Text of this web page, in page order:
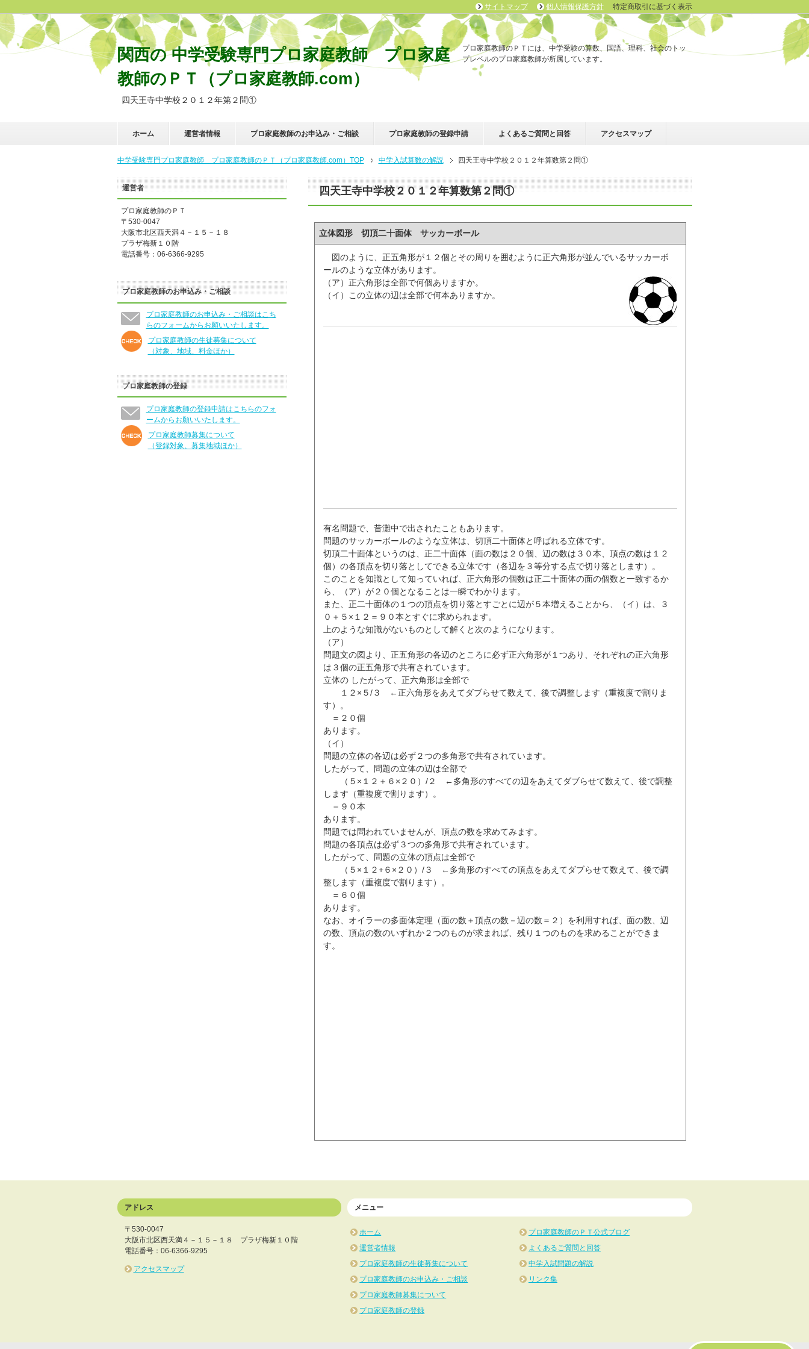
関西の 中学受験専門プロ家庭教師 プロ家庭
教師のＰＴ（プロ家庭教師.com）
四天王寺中学校２０１２年第２問①
プロ家庭教師のＰＴには、中学受験の算数、国語、理科、社会のトッ
プレベルのプロ家庭教師が所属しています。
ホーム 運営者情報 プロ家庭教師のお申込み・ご相談 プロ家庭教師の登録申請 よくあるご質問と回答 アクセスマップ
中学受験専門プロ家庭教師 プロ家庭教師のＰＴ（プロ家庭教師.com）TOP 中学入試算数の解説 四天王寺中学校２０１２年算数第２問①
四天王寺中学校２０１２年算数第２問①
立体図形 切頂二十面体 サッカーボール
図のように、正五角形が１２個とその周りを囲むように正六角形が並んでいるサッカーボ
ールのような立体があります。
（ア）正六角形は全部で何個ありますか。
（イ）この立体の辺は全部で何本ありますか。
有名問題で、昔灘中で出されたこともあります。
問題のサッカーボールのような立体は、切頂二十面体と呼ばれる立体です。
切頂二十面体というのは、正二十面体（面の数は２０個、辺の数は３０本、頂点の数は１２
個）の各頂点を切り落としてできる立体です（各辺を３等分する点で切り落とします）。
このことを知識として知っていれば、正六角形の個数は正二十面体の面の個数と一致するか
ら、（ア）が２０個となることは一瞬でわかります。
また、正二十面体の１つの頂点を切り落とすごとに辺が５本増えることから、（イ）は、３
０＋５×１２＝９０本とすぐに求められます。
上のような知識がないものとして解くと次のようになります。
（ア）
問題文の図より、正五角形の各辺のところに必ず正六角形が１つあり、それぞれの正六角形
は３個の正五角形で共有されています。
立体の したがって、正六角形は全部で
１２×５/３ ←正六角形をあえてダブらせて数えて、後で調整します（重複度で割りま
す）。
＝２０個
あります。
（イ）
問題の立体の各辺は必ず２つの多角形で共有されています。
したがって、問題の立体の辺は全部で
（５×１２＋６×２０）/２ ←多角形のすべての辺をあえてダブらせて数えて、後で調整
します（重複度で割ります）。
＝９０本
あります。
問題では問われていませんが、頂点の数を求めてみます。
問題の各頂点は必ず３つの多角形で共有されています。
したがって、問題の立体の頂点は全部で
（５×１２+６×２０）/３ ←多角形のすべての頂点をあえてダブらせて数えて、後で調
整します（重複度で割ります）。
＝６０個
あります。
なお、オイラーの多面体定理（面の数＋頂点の数－辺の数＝２）を利用すれば、面の数、辺
の数、頂点の数のいずれか２つのものが求まれば、残り１つのものを求めることができま
す。
運営者
プロ家庭教師のＰＴ
〒530-0047
大阪市北区西天満４－１５－１８
プラザ梅新１０階
電話番号：06-6366-9295
プロ家庭教師のお申込み・ご相談
プロ家庭教師のお申込み・ご相談はこち
らのフォームからお願いいたします。
プロ家庭教師の生徒募集について
（対象、地域、料金ほか）
プロ家庭教師の登録
プロ家庭教師の登録申請はこちらのフォ
ームからお願いいたします。
プロ家庭教師募集について
（登録対象、募集地域ほか）
アドレス
〒530-0047
大阪市北区西天満４－１５－１８ プラザ梅新１０階
電話番号：06-6366-9295
アクセスマップ
メニュー
ホーム
運営者情報
プロ家庭教師の生徒募集について
プロ家庭教師のお申込み・ご相談
プロ家庭教師募集について
プロ家庭教師の登録
プロ家庭教師のＰＴ公式ブログ
よくあるご質問と回答
中学入試問題の解説
リンク集
サイトマップ 個人情報保護方針 特定商取引に基づく表示